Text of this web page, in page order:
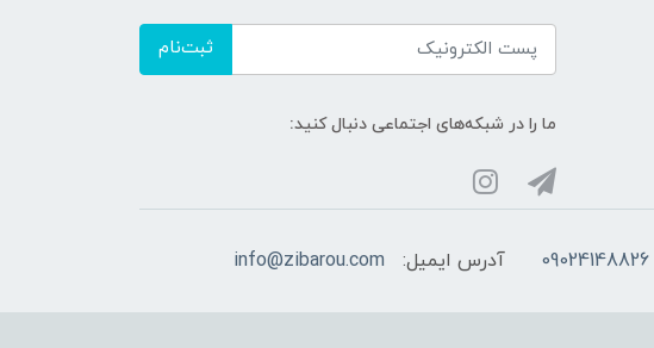
ثبت‌نام
ما را در شبکه‌های اجتماعی دنبال کنید:
آدرس ایمیل: info@zibarou.com